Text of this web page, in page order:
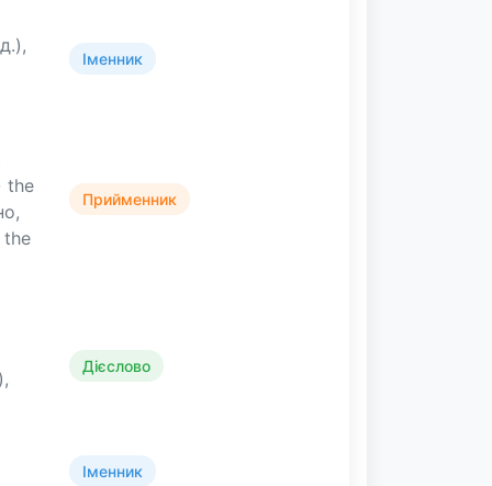
Іменник
the
the
Прийменник
Дієслово
Іменник